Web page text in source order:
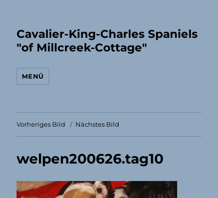
Cavalier-King-Charles Spaniels
"of Millcreek-Cottage"
MENÜ
Vorheriges Bild Nächstes Bild
welpen200626.tag10